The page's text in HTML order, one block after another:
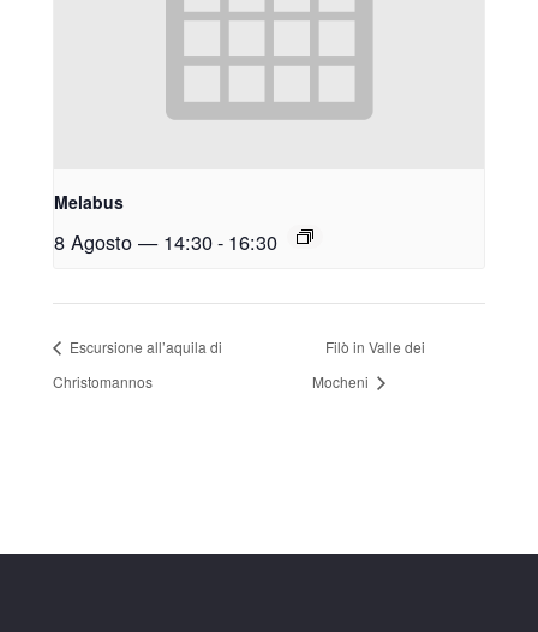
Melabus
8 Agosto — 14:30- 16:30
Escursione all’aquila di
Christomannos
Filò in Valle dei
Mocheni